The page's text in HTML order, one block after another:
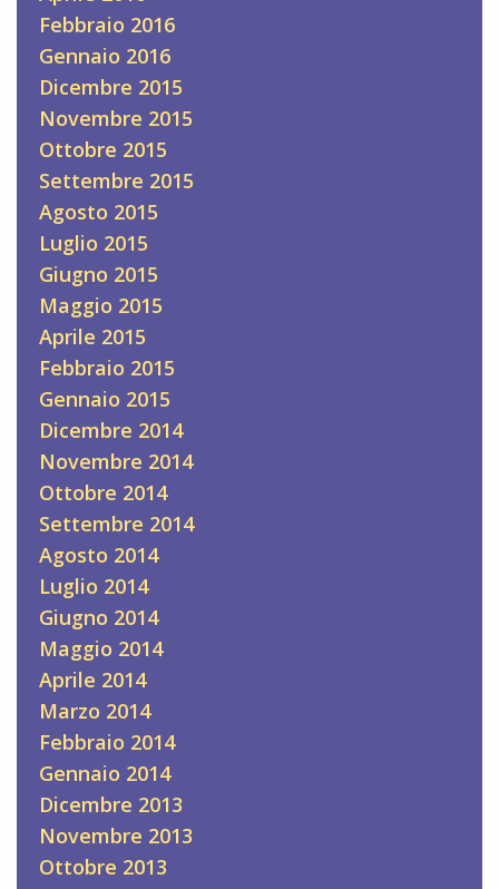
Febbraio 2016
Gennaio 2016
Dicembre 2015
Novembre 2015
Ottobre 2015
Settembre 2015
Agosto 2015
Luglio 2015
Giugno 2015
Maggio 2015
Aprile 2015
Febbraio 2015
Gennaio 2015
Dicembre 2014
Novembre 2014
Ottobre 2014
Settembre 2014
Agosto 2014
Luglio 2014
Giugno 2014
Maggio 2014
Aprile 2014
Marzo 2014
Febbraio 2014
Gennaio 2014
Dicembre 2013
Novembre 2013
Ottobre 2013